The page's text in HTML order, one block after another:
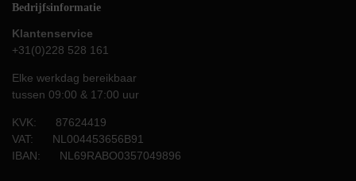
Bedrijfsinformatie
Klantenservice
+31(0)228 528 161
Elke werkdag bereikbaar
tussen 09:00 & 17:00 uur
KVK: 87624419
VAT: NL004453656B91
IBAN: NL69RABO0357049896